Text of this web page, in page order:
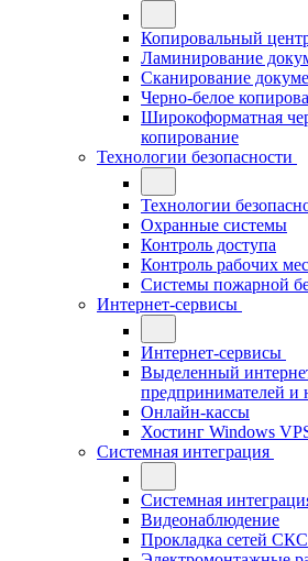
Копировальный
Ламинирование
Сканирование
Черно-белое
Широкоформатная
копирование
Технологии безопасности
Технологии
Охранные системы
Контроль доступа
Контроль рабочих
Системы пожарной
Интернет-сервисы
Интернет-сервисы
Выделенный
предпринимателей и
Онлайн-кассы
Хостинг Windows
Системная интеграция
Системная
Видеонаблюдение
Прокладка сетей СКС